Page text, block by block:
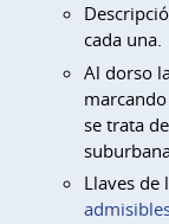
cada una.
Al dorso
se trata
Llaves de